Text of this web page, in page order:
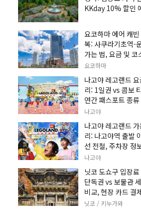
KKday 10% 할인
요코하마 에어 캐빈
복: 사쿠라기초역-
가는 법, 요금 및 코
세트권 할인, 추천
총정리
요코하마
나고야 레고랜드
리: 1일권 vs 콤보
연간 패스포트 종류
KKday 온라인 사전
매 팁
나고야
나고야 레고랜드
리: 나고야역 출발
선 전철, 주차장 정
금 및 입장권 예약 팁
나고야
닛코 도쇼구 입장
단독권 vs 보물관
비교, 현장 카드 결
KKday 사전 예매 팁
닛코 / 키누가와